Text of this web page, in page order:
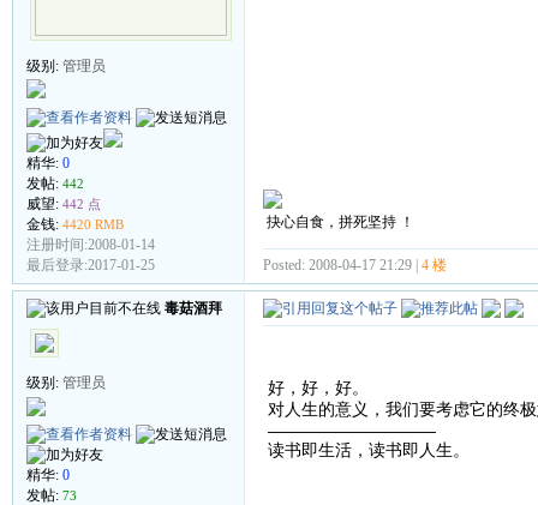
级别: 管理员
精华: 0
发帖: 442
威望: 442 点
金钱: 4420 RMB
注册时间:2008-01-14
最后登录:2017-01-25
抉心自食，拼死坚持 ！
Posted: 2008-04-17 21:29 | 4 楼
毒菇酒拜
级别: 管理员
精华: 0
发帖: 73
好，好，好。
对人生的意义，我们要考虑它的终
——————————
读书即生活，读书即人生。